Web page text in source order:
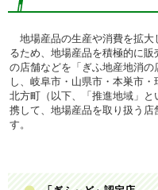
地場産品の生産や消費を拡大
るため、 地場産品を積極的に販
の店舗などを「ぎふ地産地消の
し、 岐阜市・山県市・本巣市・
北方町 （ 以下、「 推進地域 」
携して、 地場産品を取 り 扱 う 店
す。